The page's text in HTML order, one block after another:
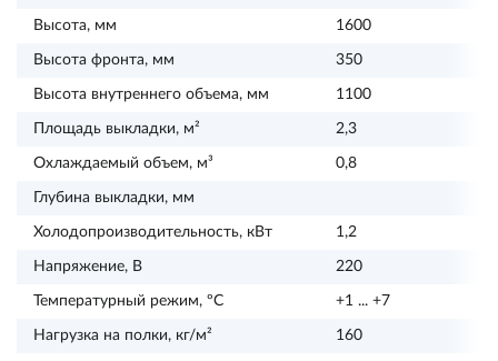
Высота, мм 1600
Высота фронта, мм 350
Высота внутреннего объема, мм 1100
Площадь выкладки, м² 2,3
Охлаждаемый объем, м³ 0,8
Глубина выкладки, мм
Холодопроизводительность, кВт 1,2
Напряжение, В 220
Температурный режим, ºС +1 ... +7
Нагрузка на полки, кг/м² 160